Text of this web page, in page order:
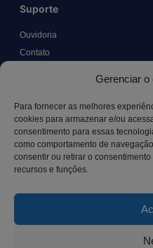
Gerenciar o
Para fornecer as melhores
cookies para armazenar e/ou
consentimento para essas
como comportamento de
consentir ou retirar o
recursos e funções.
Suporte
Ouvidoria
Contato
Canal LGPD e Segurança da
Contato